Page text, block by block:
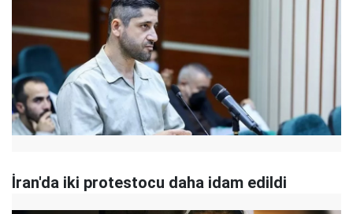
İran'da iki protestocu daha idam edildi